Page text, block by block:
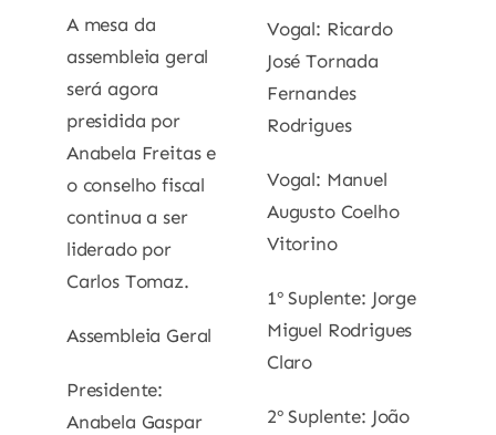
A mesa da
assembleia geral
será agora
presidida por
Anabela Freitas e
o conselho fiscal
continua a ser
liderado por
Carlos Tomaz.
Assembleia Geral
Presidente:
Anabela Gaspar
Vogal: Ricardo
José Tornada
Fernandes
Rodrigues
Vogal: Manuel
Augusto Coelho
Vitorino
1º Suplente: Jorge
Miguel Rodrigues
Claro
2º Suplente: João